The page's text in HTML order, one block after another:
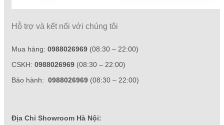
Hỗ trợ và kết nối với chúng tôi
Mua hàng: 0988026969 (08:30 – 22:00)
CSKH: 0988026969 (08:30 – 22:00)
Bảo hành: 0988026969 (08:30 – 22:00)
Địa Chỉ Showroom Hà Nội: